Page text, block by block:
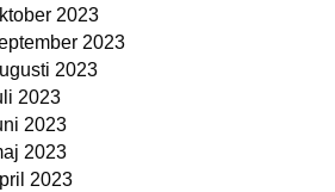
2023
2023
2023
2023
2023
2023
2023